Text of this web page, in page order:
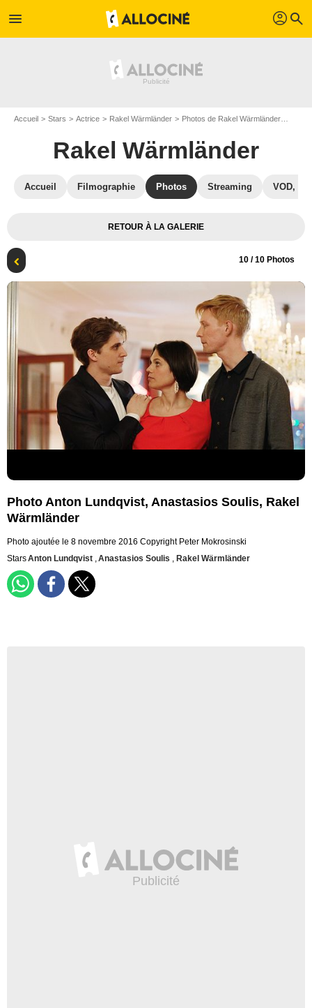
menu profil search
Accueil Stars Actrice Rakel Wärmländer Photos de Rakel Wärmländer
Rakel Wärmländer
Accueil Filmographie Photos Streaming VOD,
RETOUR À LA GALERIE
10 / 10 Photos
Photo Anton Lundqvist, Anastasios Soulis, Rakel
Wärmländer
Photo ajoutée le 8 novembre 2016 Copyright Peter Mokrosinski
StarsAnton Lundqvist ,Anastasios Soulis , Rakel Wärmländer